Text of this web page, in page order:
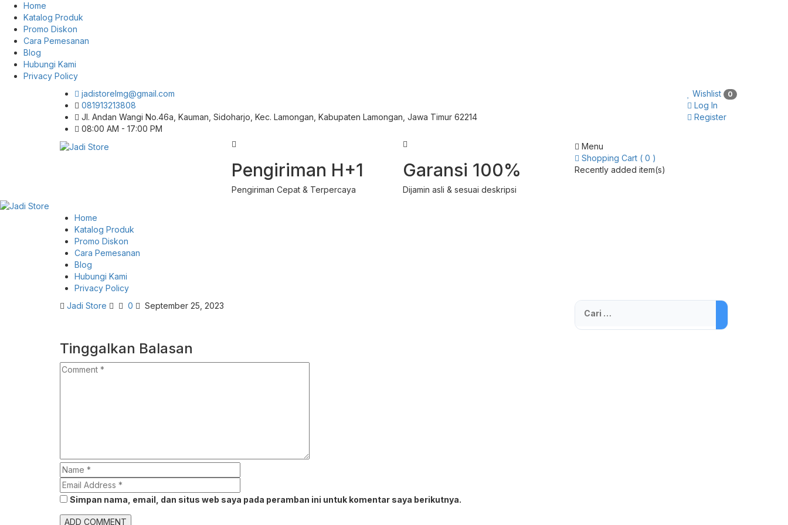
Home
Katalog Produk
Promo Diskon
Cara Pemesanan
Blog
Hubungi Kami
Privacy Policy
jadistorelmg@gmail.com
081913213808
Jl. Andan Wangi No.46a, Kauman, Sidoharjo, Kec. Lamongan, Kabupaten Lamongan, Jawa Timur 62214
08:00 AM - 17:00 PM
Wishlist 0
Log In
Register
Pengiriman H+1
Pengiriman Cepat & Terpercaya
Garansi 100%
Dijamin asli & sesuai deskripsi
Menu
Shopping Cart ( 0 )
Recently added item(s)
Home
Katalog Produk
Promo Diskon
Cara Pemesanan
Blog
Hubungi Kami
Privacy Policy
Jadi Store
0 September 25, 2023
Tinggalkan Balasan
Simpan nama, email, dan situs web saya pada peramban ini untuk komentar saya berikutnya.
Cari
untuk: